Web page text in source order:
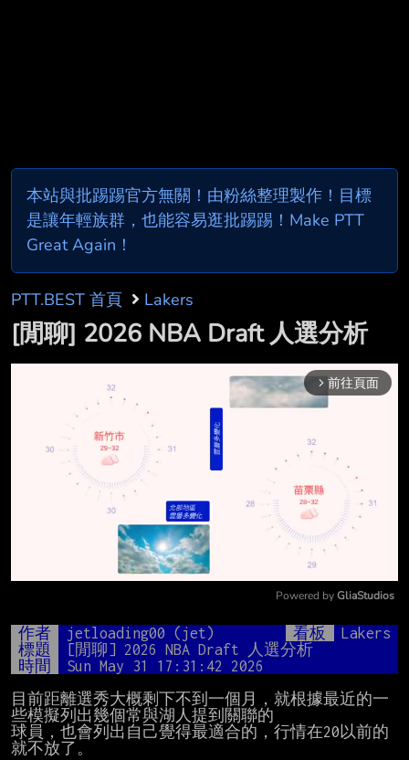
本站與批踢踢官方無關！由粉絲整理製作！目標
是讓年輕族群，也能容易逛批踢踢！Make PTT
Great Again！
PTT.BEST 首頁 Lakers
[閒聊] 2026 NBA Draft 人選分析
arrow_forward_ios 前往頁面
Mute
Powered by GliaStudios
作者 jetloading00 (jet) 看板
Lakers
標題
[閒聊] 2026 NBA Draft 人選分析
時間
Sun May 31 17:31:42 2026
目前距離選秀大概剩下不到一個月，就根據最近的一
些模擬列出幾個常與湖人提到關聯的
球員，也會列出自己覺得最適合的，行情在20以前的
就不放了。